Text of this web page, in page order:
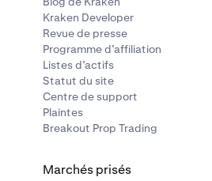
Kraken Developer
Revue de presse
Programme d’affiliation
Listes d’actifs
Statut du site
Centre de support
Plaintes
Breakout Prop Trading
Marchés prisés